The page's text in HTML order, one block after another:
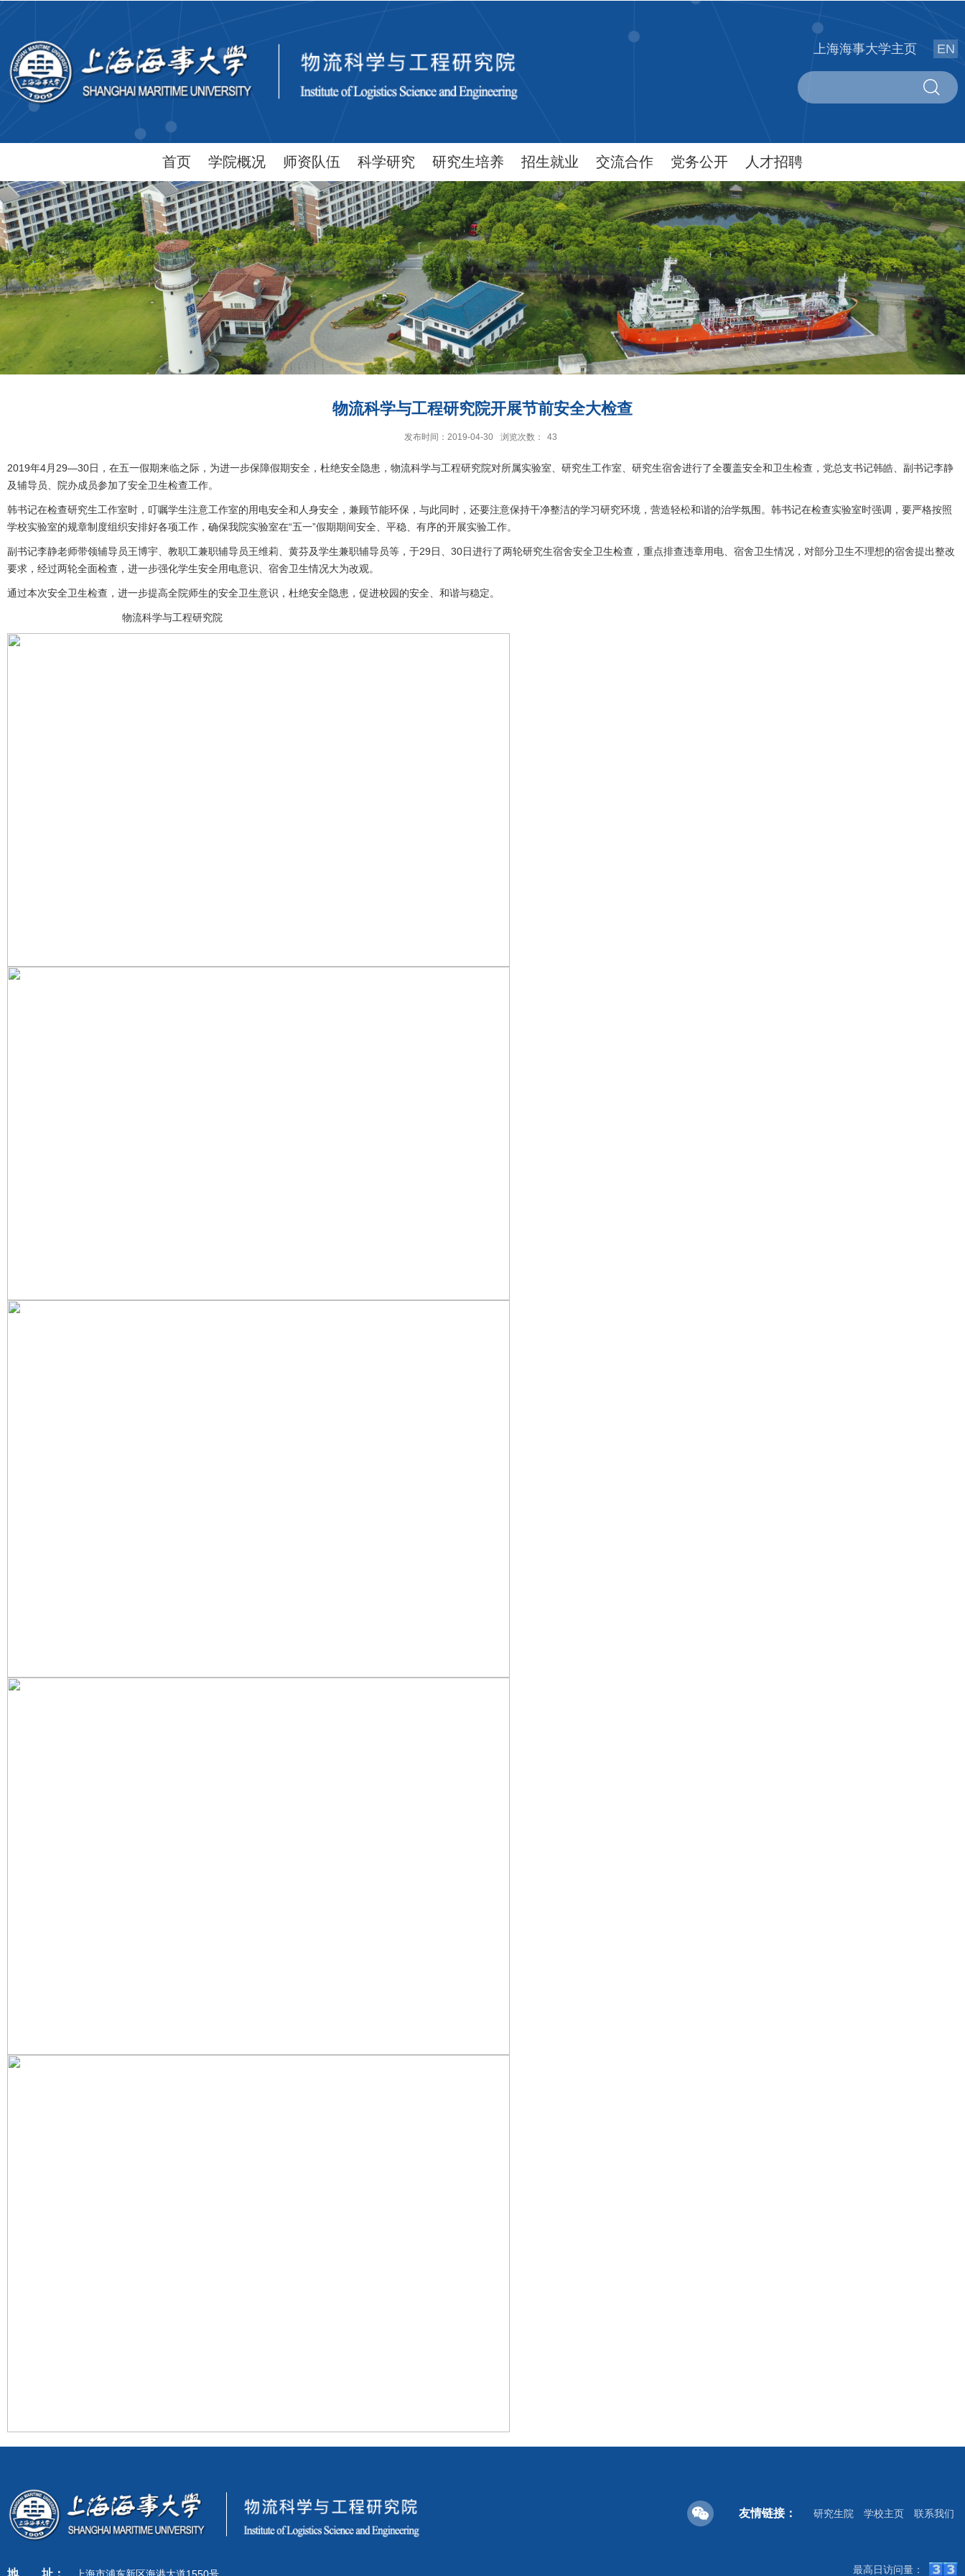
上海海事大学主页 EN
首页 学院概况 师资队伍 科学研究 研究生培养 招生就业 交流合作 党务公开 人才招聘
物流科学与工程研究院开展节前安全大检查
发布时间：2019-04-30 浏览次数： 43
2019年4月29—30日，在五一假期来临之际，为进一步保障假期安全，杜绝安全隐患，物流科学与工程研究院对所属实验室、研究生工作室、研究生宿舍进行了全覆盖安全和卫生检查，党总支书记韩皓、副书记李静
及辅导员、院办成员参加了安全卫生检查工作。
韩书记在检查研究生工作室时，叮嘱学生注意工作室的用电安全和人身安全，兼顾节能环保，与此同时，还要注意保持干净整洁的学习研究环境，营造轻松和谐的治学氛围。韩书记在检查实验室时强调，要严格按照
学校实验室的规章制度组织安排好各项工作，确保我院实验室在“五一”假期期间安全、平稳、有序的开展实验工作。
副书记李静老师带领辅导员王博宇、教职工兼职辅导员王维莉、黄芬及学生兼职辅导员等，于29日、30日进行了两轮研究生宿舍安全卫生检查，重点排查违章用电、宿舍卫生情况，对部分卫生不理想的宿舍提出整改
要求，经过两轮全面检查，进一步强化学生安全用电意识、宿舍卫生情况大为改观。
通过本次安全卫生检查，进一步提高全院师生的安全卫生意识，杜绝安全隐患，促进校园的安全、和谐与稳定。
物流科学与工程研究院
地 址： 上海市浦东新区海港大道1550号
友情链接： 研究生院 学校主页 联系我们
最高日访问量：